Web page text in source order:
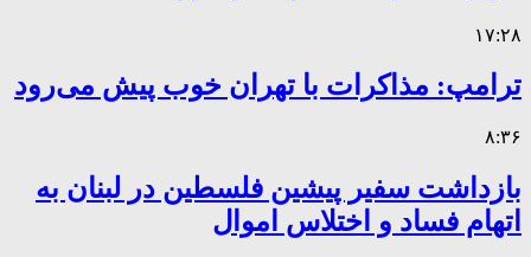
۱۷:۲۸
ترامپ: مذاکرات با تهران خوب پیش می‌رود
۸:۳۶
بازداشت سفیر پیشین فلسطین در لبنان به
اتهام فساد و اختلاس اموال